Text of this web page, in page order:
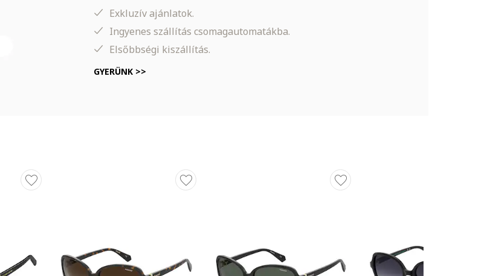
Exkluzív ajánlatok.
Ingyenes szállítás csomagautomatákba.
Elsőbbségi kiszállítás.
GYERÜNK >>